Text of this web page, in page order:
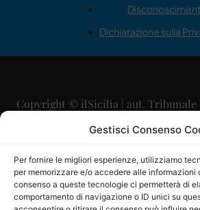
Gestisci Consenso
Per fornire le migliori esperienze, utilizziamo
per memorizzare e/o accedere alle informazioni
consenso a queste tecnologie ci permetterà di
comportamento di navigazione o ID unici su
Dichiarazione sulla
Copyright © ilSicilia | aut. Tribunale
29/09/2015
Direttore Editoriale: